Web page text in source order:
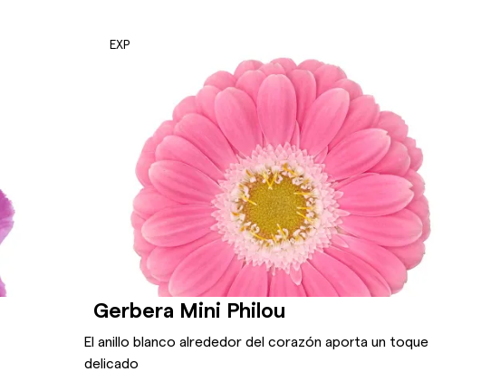
EXP
Gerbera Mini Philou
El anillo blanco alrededor del corazón aporta un toque
delicado